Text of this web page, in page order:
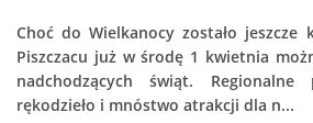
Choć do Wielkanocy zostało
Piszczacu już w środę 1 kwietnia
nadchodzących świąt. Regionalne
rękodzieło i mnóstwo atrakcji dla n...